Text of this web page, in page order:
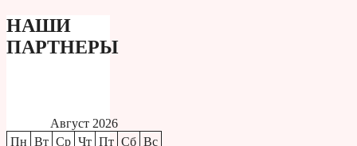
НАШИ
ПАРТНЕРЫ
Август 2026
Пн Вт Ср Чт Пт Сб Вс